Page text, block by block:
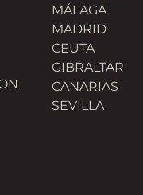
MÁLAGA
MADRID
CEUTA
GIBRALTAR
CANARIAS
SEVILLA